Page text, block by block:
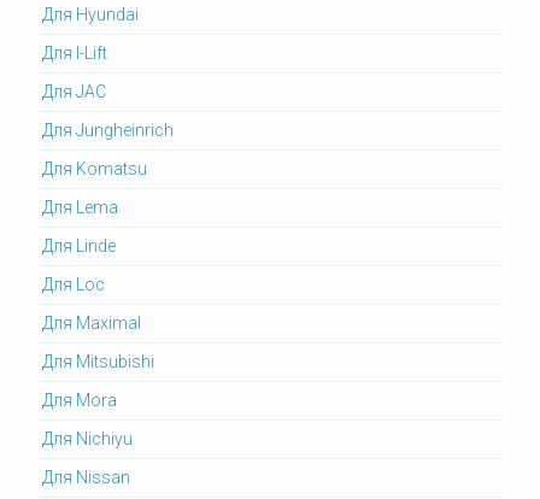
Для Hyundai
Для I-Lift
Для JAC
Для Jungheinrich
Для Komatsu
Для Lema
Для Linde
Для Loc
Для Maximal
Для Mitsubishi
Для Mora
Для Nichiyu
Для Nissan